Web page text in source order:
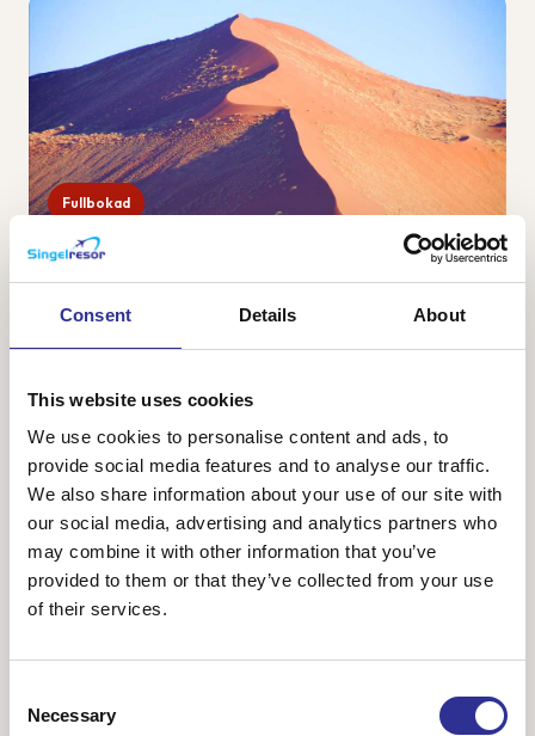
Consent Details About
This website uses cookies
We use cookies to personalise content and ads, to
provide social media features and to analyse our traffic.
We also share information about your use of our site with
our social media, advertising and analytics partners who
may combine it with other information that you’ve
provided to them or that they’ve collected from your use
of their services.
Selection
Necessary
Fullbokad
28 sep-9 okt 2026
Namibia är ett av Afrikas vackraste länder med vacker och
vykortsvackra sanddyner och ett spännande djurliv. Vi
Från48 800 kr